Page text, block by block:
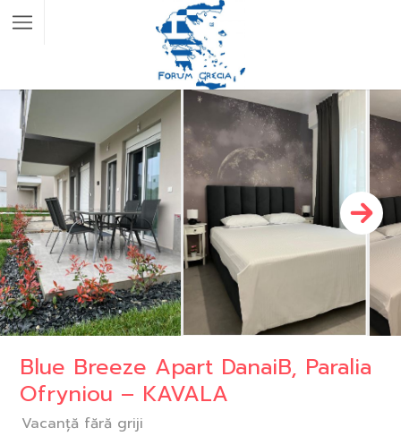
Blue Breeze Apart DanaiB, Paralia
Ofryniou – KAVALA
Vacanță fără griji